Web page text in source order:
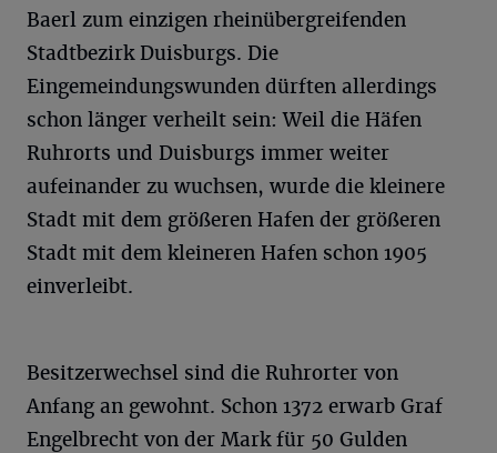
Baerl zum einzigen rheinübergreifenden
Stadtbezirk Duisburgs. Die
Eingemeindungswunden dürften allerdings
schon länger verheilt sein: Weil die Häfen
Ruhrorts und Duisburgs immer weiter
aufeinander zu wuchsen, wurde die kleinere
Stadt mit dem größeren Hafen der größeren
Stadt mit dem kleineren Hafen schon 1905
einverleibt.
Besitzerwechsel sind die Ruhrorter von
Anfang an gewohnt. Schon 1372 erwarb Graf
Engelbrecht von der Mark für 50 Gulden